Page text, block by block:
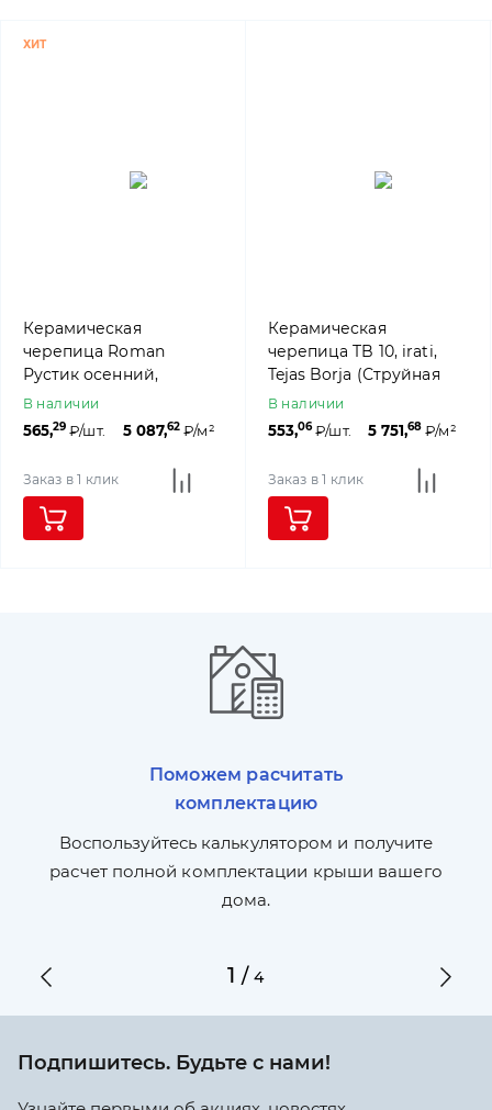
ХИТ
Керамическая
черепица Roman
Рустик осенний,
Rongguan
В наличии
565,29₽/шт. 5 087,62₽/м²
Заказ в 1 клик
Керамическая
черепица TB 10, irati,
Tejas Borja (Струйная
печать под столетнюю
черепицу)
В наличии
553,06₽/шт. 5 751,68₽/м²
Заказ в 1 клик
Поможем расчитать
комплектацию
Воспользуйтесь калькулятором и получите
расчет полной комплектации крыши вашего
дома.
1 /4
Подпишитесь. Будьте с нами!